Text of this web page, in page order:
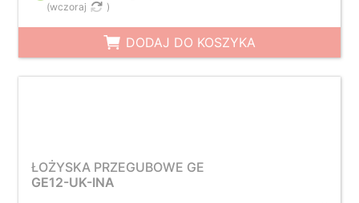
(wczoraj )
DODAJ DO KOSZYKA
ŁOŻYSKA PRZEGUBOWE GE
GE12-UK-INA